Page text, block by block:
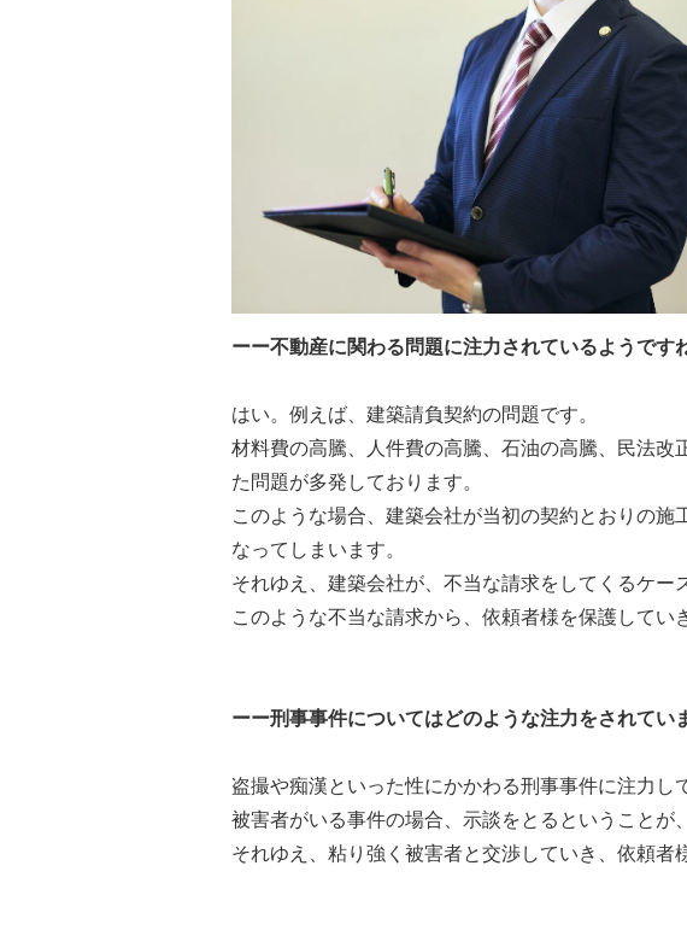
ーー不動産に関わる問題に注力されているようです
はい。例えば、建築請負契約の問題です。
材料費の高騰、人件費の高騰、石油の高騰、民法改
た問題が多発しております。
このような場合、建築会社が当初の契約とおりの施
なってしまいます。
それゆえ、建築会社が、不当な請求をしてくるケー
このような不当な請求から、依頼者様を保護してい
ーー刑事事件についてはどのような注力をされてい
盗撮や痴漢といった性にかかわる刑事事件に注力し
被害者がいる事件の場合、示談をとるということが
それゆえ、粘り強く被害者と交渉していき、依頼者